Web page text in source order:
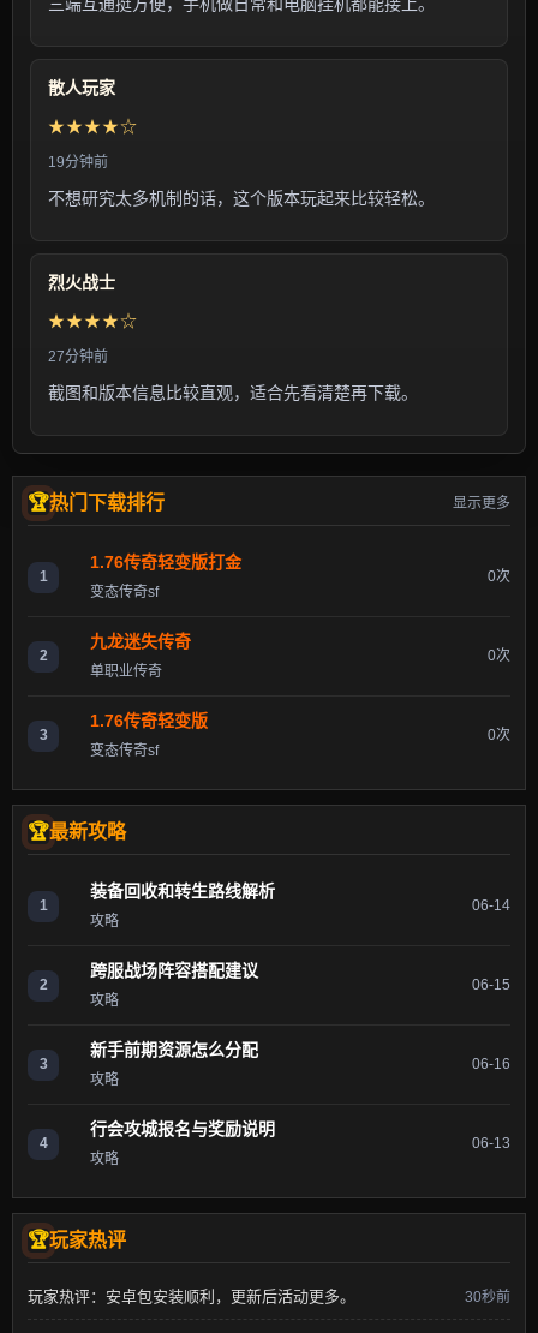
散人玩家
★★★★☆
19分钟前
不想研究太多机制的话，这个版本玩起来比较轻松。
烈火战士
★★★★☆
27分钟前
截图和版本信息比较直观，适合先看清楚再下载。
热门下载排行 显示更多
1
1.76传奇轻变版打金
变态传奇sf
0次
2
九龙迷失传奇
单职业传奇
0次
3
1.76传奇轻变版
变态传奇sf
0次
最新攻略
1
装备回收和转生路线解析
攻略
06-14
2
跨服战场阵容搭配建议
攻略
06-15
3
新手前期资源怎么分配
攻略
06-16
4
行会攻城报名与奖励说明
攻略
06-13
玩家热评
玩家热评：安卓包安装顺利，更新后活动更多。 30秒前